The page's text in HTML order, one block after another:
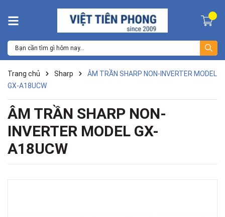
Trang chủ Sharp
ÂM TRẦN SHARP NON-INVERTER MODEL
GX-A18UCW
ÂM TRẦN SHARP NON-
INVERTER MODEL GX-
A18UCW